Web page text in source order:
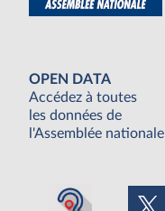
OPEN DATA
Accédez à toutes
les données de
l'Assemblée nationale